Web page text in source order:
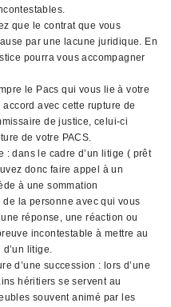
que le contrat que vous
par une lacune juridique. En
pourra vous accompagner
le Pacs qui vous lie à votre
avec cette rupture de
de justice, celui-ci
de votre PACS.
: dans le cadre d’un litige ( prêt
donc faire appel à un
à une sommation
la personne avec qui vous
réponse, une réaction ou
incontestable à mettre au
litige.
d’une succession : lors d’une
héritiers se servent au
souvent animé par les